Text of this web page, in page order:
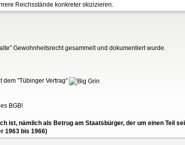
Reichsstände konkreter skizizieren.
Gewohnheitsrecht gesammelt und dokumentiert wurde.
dem "Tübinger Vertrag"
BGB!
ist, nämlich als Betrug am Staatsbürger, der um einen Teil
1963 bis 1966)